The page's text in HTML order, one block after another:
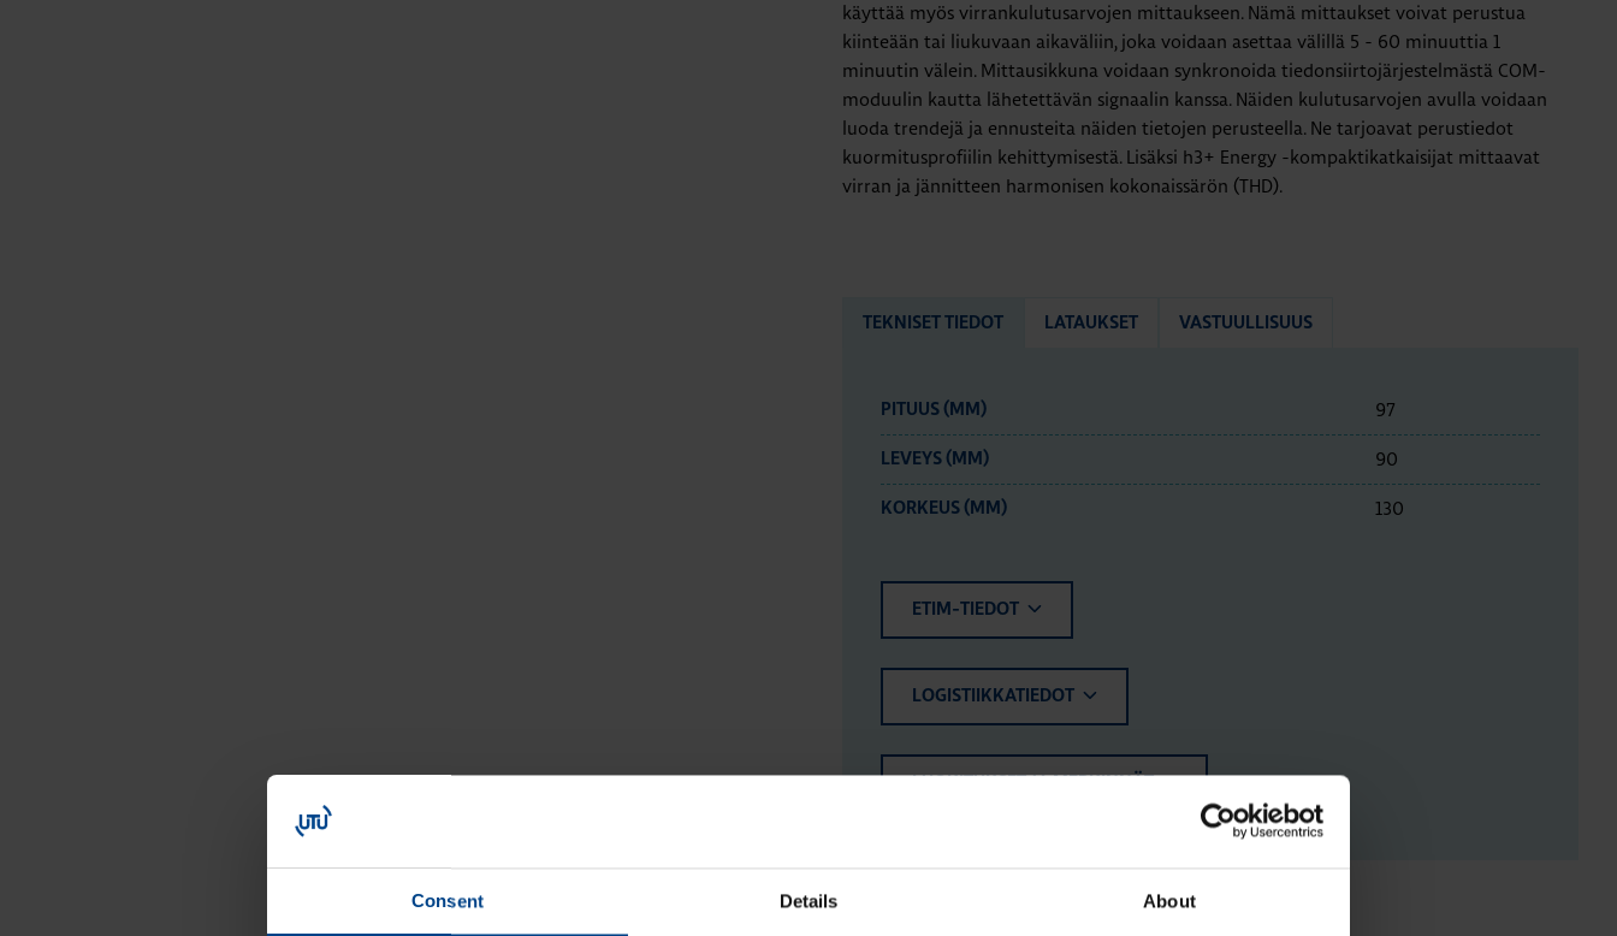
Consent Details About
käyttää myös virrankulutusarvojen mittaukseen. Nämä mittaukset voivat perustua
kiinteään tai liukuvaan aikaväliin, joka voidaan asettaa välillä 5 - 60 minuuttia 1
minuutin välein. Mittausikkuna voidaan synkronoida tiedonsiirtojärjestelmästä COM-
moduulin kautta lähetettävän signaalin kanssa. Näiden kulutusarvojen avulla voidaan
luoda trendejä ja ennusteita näiden tietojen perusteella. Ne tarjoavat perustiedot
kuormitusprofiilin kehittymisestä. Lisäksi h3+ Energy -kompaktikatkaisijat mittaavat
virran ja jännitteen harmonisen kokonaissärön (THD).
TEKNISET TIEDOT LATAUKSET VASTUULLISUUS
PITUUS (MM) 97
LEVEYS (MM) 90
KORKEUS (MM) 130
ETIM-TIEDOT
LOGISTIIKKATIEDOT